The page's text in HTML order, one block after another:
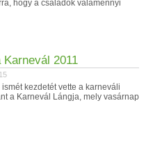
hogy a családok valamennyi
2011
kezdetét vette a karneváli
a Karnevál Lángja, mely vasárnap